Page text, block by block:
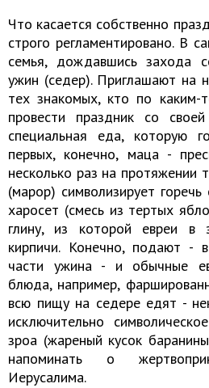
Что касается собственно
строго регламентировано. В
семья, дождавшись захода
ужин (седер). Приглашают на
тех знакомых, кто по
провести праздник со
специальная еда, которую
первых, конечно, маца -
несколько раз на протяжении
(марор) символизирует горечь
харосет (смесь из тертых
глину, из которой евреи в
кирпичи. Конечно, подают -
части ужина - и обычные
блюда, например,
всю пищу на седере едят -
исключительно
зроа (жареный кусок
напоминать о
Иерусалима.